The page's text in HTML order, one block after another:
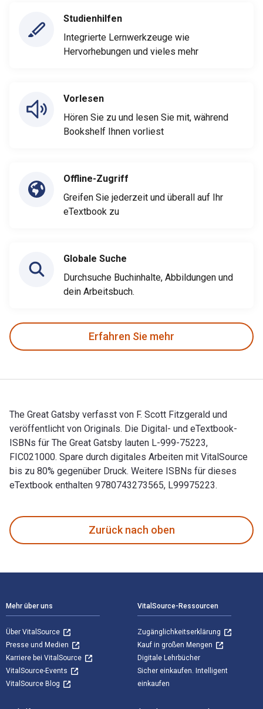
Studienhilfen
Integrierte Lernwerkzeuge wie
Hervorhebungen und vieles mehr
Vorlesen
Hören Sie zu und lesen Sie mit, während
Bookshelf Ihnen vorliest
Offline-Zugriff
Greifen Sie jederzeit und überall auf Ihr
eTextbook zu
Globale Suche
Durchsuche Buchinhalte, Abbildungen und
dein Arbeitsbuch.
Erfahren Sie mehr
The Great Gatsby verfasst von F. Scott Fitzgerald und
veröffentlicht von Originals. Die Digital- und eTextbook-
ISBNs für The Great Gatsby lauten L-999-75223,
FIC021000. Spare durch digitales Arbeiten mit VitalSource
bis zu 80% gegenüber Druck. Weitere ISBNs für dieses
eTextbook enthalten 9780743273565, L99975223.
Zurück nach oben
Mehr über uns
Über VitalSource
Presse und Medien
Karriere bei VitalSource
VitalSource-Events
VitalSource Blog
VitalSource-Ressourcen
Zugänglichkeitserklärung
Kauf in großen Mengen
Digitale Lehrbücher
Sicher einkaufen. Intelligent
einkaufen